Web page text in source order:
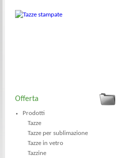
Offerta
Prodotti
Tazze
Tazze per sublimazione
Tazze in vetro
Tazzine